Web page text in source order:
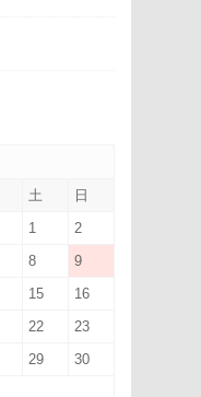
土
日
1
2
8
9
15
16
22
23
29
30